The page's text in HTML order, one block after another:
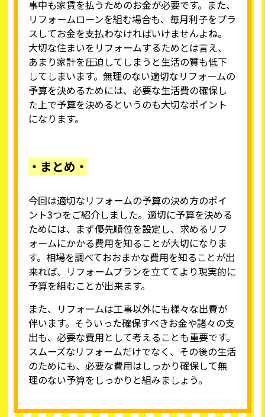
事中も家賃を払うためのお金が必要です。また、
リフォームローンを組む場合も、毎月利子をプラ
スしてお金を支払わなければいけませんよね。
大切な住まいをリフォームするためとは言え、
あまり家計を圧迫してしまうと生活の質も低下
してしまいます。無理のない適切なリフォームの
予算を決めるためには、必要な生活費の確保し
た上で予算を決めるというのも大切なポイント
になります。
・まとめ・
今回は適切なリフォームの予算の決め方のポイ
ント3つをご紹介しました。適切に予算を決める
ためには、まず優先順位を設定し、求めるリフ
ォームにかかる費用を知ることが大切になりま
す。相場を調べておおまかな費用を知ることが出
来れば、リフォームプランを立ててより現実的に
予算を組むことが出来ます。
また、リフォームは工事以外にも様々な出費が
伴います。そういった確保すべきお金や諸々の支
出も、必要な費用として考えることも重要です。
スムーズなリフォームだけでなく、その後の生活
のためにも、必要な費用はしっかり確保して無
理のない予算をしっかりと組みましょう。